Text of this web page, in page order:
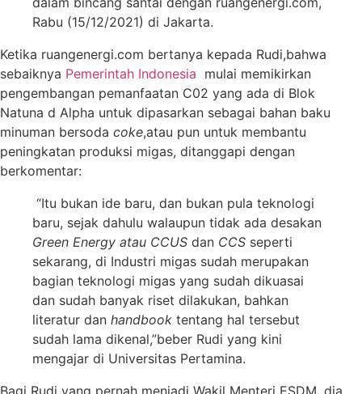
Rabu (15/12/2021) di Jakarta.
Ketika ruangenergi.com bertanya kepada Rudi,bahwa
sebaiknya Pemerintah Indonesia mulai memikirkan
pengembangan pemanfaatan C02 yang ada di Blok
Natuna d Alpha untuk dipasarkan sebagai bahan baku
minuman bersoda coke,atau pun untuk membantu
peningkatan produksi migas, ditanggapi dengan
berkomentar:
“Itu bukan ide baru, dan bukan pula teknologi
baru, sejak dahulu walaupun tidak ada desakan
Green Energy atau CCUS dan CCS seperti
sekarang, di Industri migas sudah merupakan
bagian teknologi migas yang sudah dikuasai
dan sudah banyak riset dilakukan, bahkan
literatur dan handbook tentang hal tersebut
sudah lama dikenal,”beber Rudi yang kini
mengajar di Universitas Pertamina.